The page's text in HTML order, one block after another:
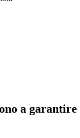
a garantire